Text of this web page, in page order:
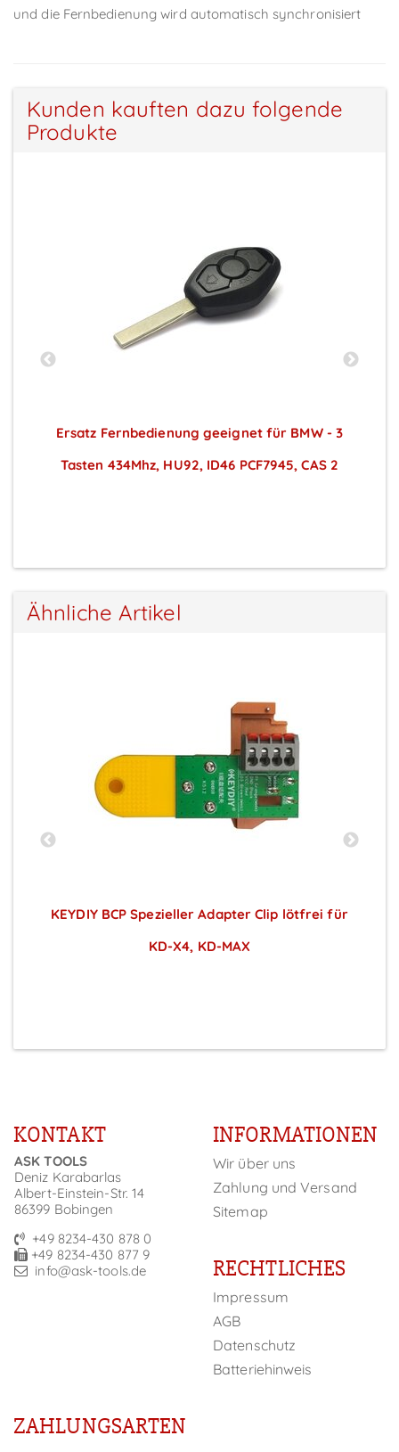
und die Fernbedienung wird automatisch synchronisiert
Kunden kauften dazu folgende
Produkte
Ersatz Fernbedienung geeignet für BMW - 3
Tasten 434Mhz, HU92, ID46 PCF7945, CAS 2
Ähnliche Artikel
KEYDIY BCP Spezieller Adapter Clip lötfrei für
KD-X4, KD-MAX
KONTAKT
ASK TOOLS
Deniz Karabarlas
Albert-Einstein-Str. 14
86399 Bobingen
+49 8234-430 878 0
+49 8234-430 877 9
info@ask-tools.de
INFORMATIONEN
Wir über uns
Zahlung und Versand
Sitemap
RECHTLICHES
Impressum
AGB
Datenschutz
Batteriehinweis
ZAHLUNGSARTEN